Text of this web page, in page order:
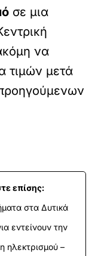
σε μια
να
τιμών μετά
επίσης:
στα Δυτικά
εντείνουν την
ηλεκτρισμού –